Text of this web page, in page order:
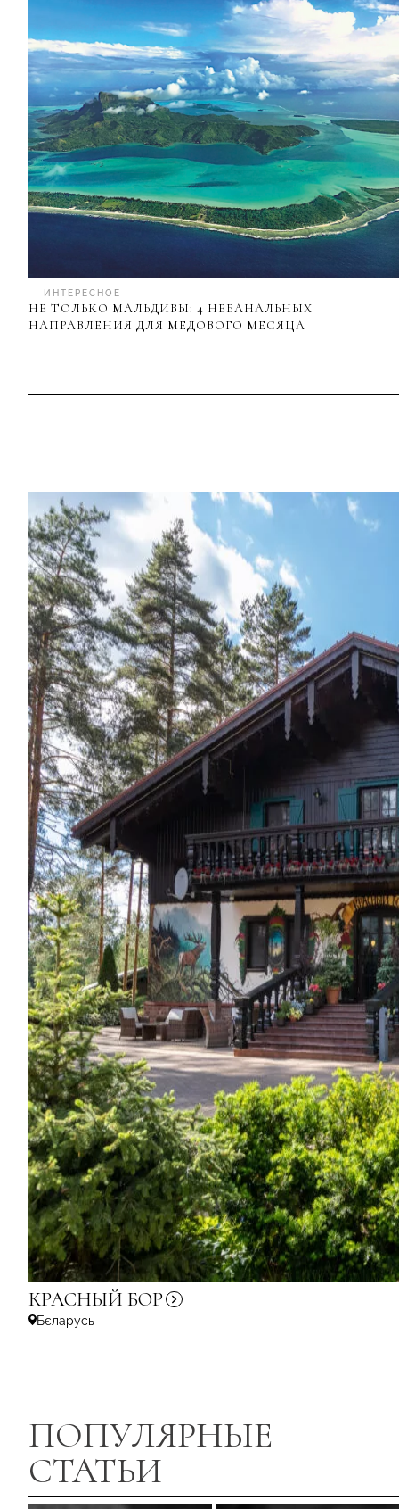
— ИНТЕРЕСНОЕ
НЕ ТОЛЬКО МАЛЬДИВЫ: 4 НЕБАНАЛЬНЫХ
НАПРАВЛЕНИЯ ДЛЯ МЕДОВОГО МЕСЯЦА
КРАСНЫЙ БОР
Бєларусь
ПОПУЛЯРНЫЕ
СТАТЬИ